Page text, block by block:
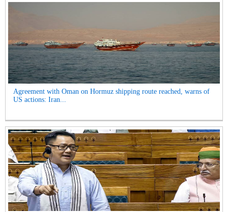
Agreement with Oman on Hormuz shipping route reached, warns of
US actions: Iran...